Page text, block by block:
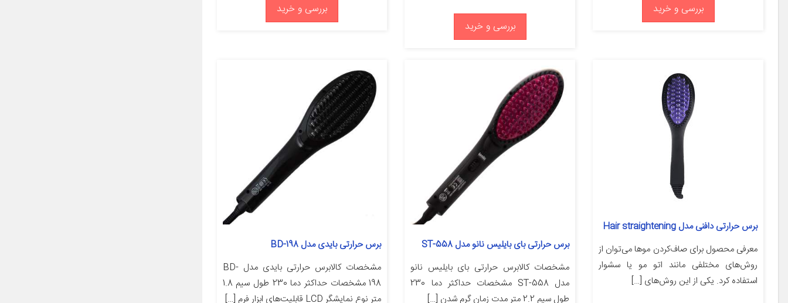
بررسی و خرید
بررسی و خرید
بررسی و خرید
برس حرارتی دافنی مدل Hair straightening
معرفی محصول برای صاف‌کردن موها می‌توان از
روش‌های مختلفی مانند اتو مو یا سشوار
استفاده کرد. یکی از این روش‌های […]
برس حرارتی بای بایلیس نانو مدل ST-558
مشخصات کالابرس حرارتی بای بایلیس نانو
مدل ST-558 مشخصات حداکثر دما 230
طول سیم 2.2 متر مدت زمان گرم شدن […]
برس حرارتی بایدی مدل BD-198
مشخصات کالابرس حرارتی بایدی مدل BD-
198 مشخصات حداکثر دما 230 طول سیم 1.8
متر نوع نمایشگر LCD قابلیت‌های ابزار فرم […]